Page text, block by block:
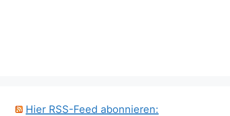
Hier RSS-Feed abonnieren: